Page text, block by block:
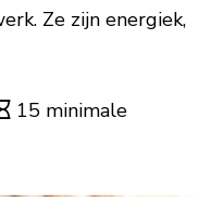
Ze zijn energiek,
15 minimale